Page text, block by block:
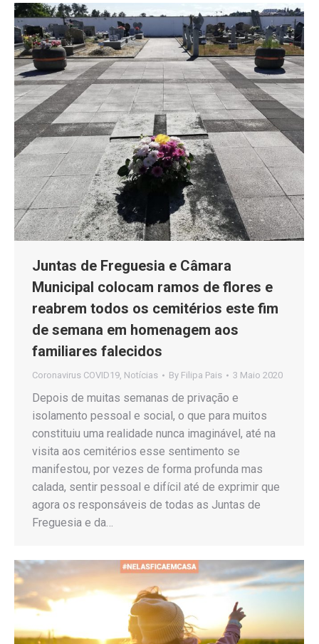
Juntas de Freguesia e Câmara
Municipal colocam ramos de flores e
reabrem todos os cemitérios este fim
de semana em homenagem aos
familiares falecidos
Coronavirus COVID19 Notícias By Filipa Pais 3 Maio 2020
Depois de muitas semanas de privação e
isolamento pessoal e social, o que para muitos
constituiu uma realidade nunca imaginável, até na
visita aos cemitérios esse sentimento se
manifestou, por vezes de forma profunda mas
calada, sentir pessoal e difícil até de exprimir que
agora os responsáveis de todas as Juntas de
Freguesia e da…